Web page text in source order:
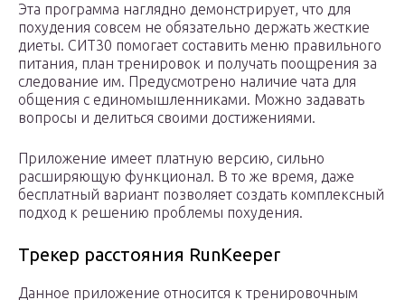
Эта программа наглядно демонстрирует, что для
похудения совсем не обязательно держать жесткие
диеты. СИТ30 помогает составить меню правильного
питания, план тренировок и получать поощрения за
следование им. Предусмотрено наличие чата для
общения с единомышленниками. Можно задавать
вопросы и делиться своими достижениями.
Приложение имеет платную версию, сильно
расширяющую функционал. В то же время, даже
бесплатный вариант позволяет создать комплексный
подход к решению проблемы похудения.
Трекер расстояния RunKeeper
Данное приложение относится к тренировочным